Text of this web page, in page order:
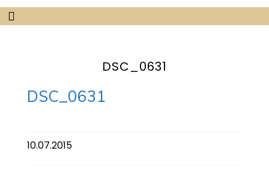
DSC_0631
DSC_0631
10.07.2015